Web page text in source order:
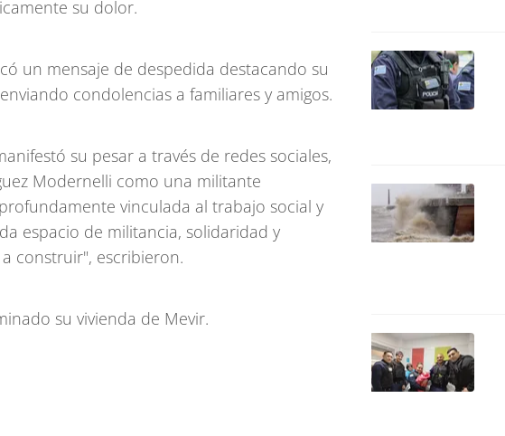
su dolor.
un mensaje de despedida destacando su
condolencias a familiares y amigos.
su pesar a través de redes sociales,
Modernelli como una militante
vinculada al trabajo social y
espacio de militancia, solidaridad y
construir", escribieron.
su vivienda de Mevir.